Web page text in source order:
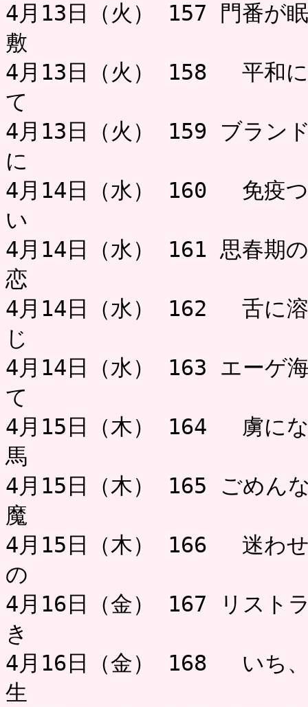
4月13日（火） 157 門番が
敷 ミャ
4月13日（火） 158 平和に
て お
4月13日（火） 159 ブラン
に
4月14日（水） 160 免疫つ
い
4月14日（水） 161 思春期
恋
4月14日（水） 162 舌に溶
じ ミャ
4月14日（水） 163 エーゲ
て
4月15日（木） 164 虜にな
馬
4月15日（木） 165 ごめん
魔
4月15日（木） 166 迷わせ
の ミャ
4月16日（金） 167 リスト
き
4月16日（金） 168 いち、
生 お